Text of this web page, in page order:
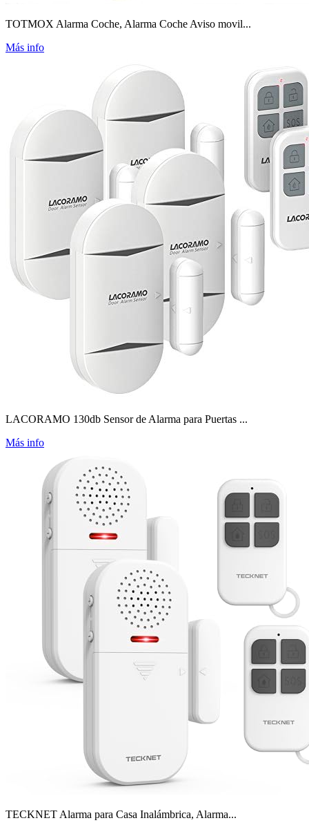
TOTMOX Alarma Coche, Alarma Coche Aviso movil...
Más info
LACORAMO 130db Sensor de Alarma para Puertas ...
Más info
TECKNET Alarma para Casa Inalámbrica, Alarma...